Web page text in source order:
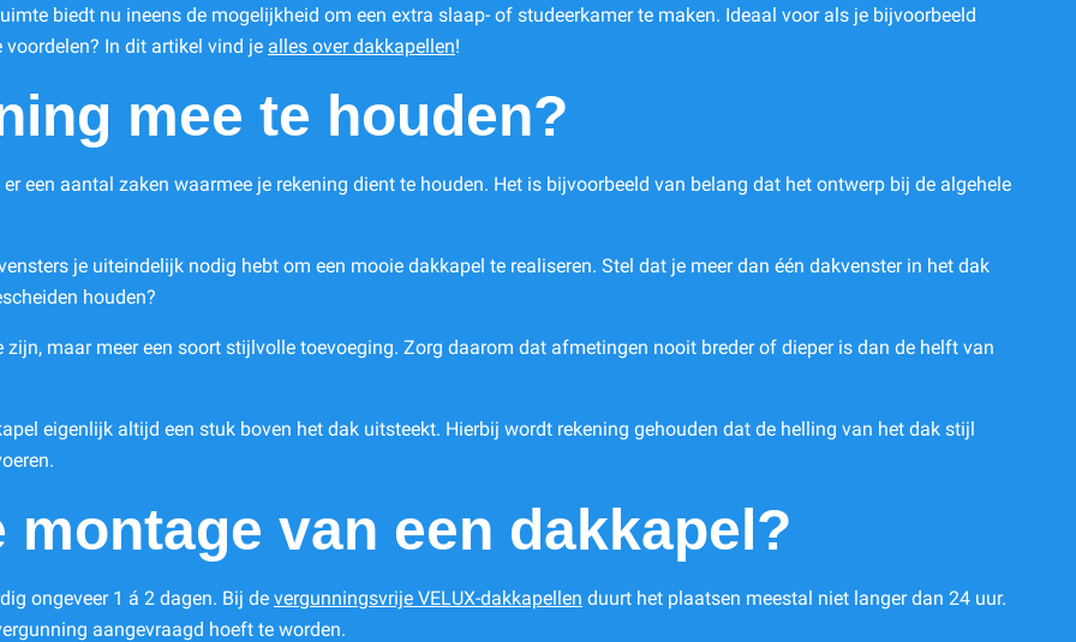
biedt nu ineens de mogelijkheid om een extra slaap- of studeerkamer te maken. Ideaal voor als je bijvoorbeeld
voordelen? In dit artikel vind je alles over dakkapellen!
mee te houden?
een aantal zaken waarmee je rekening dient te houden. Het is bijvoorbeeld van belang dat het ontwerp bij de algehele
je uiteindelijk nodig hebt om een mooie dakkapel te realiseren. Stel dat je meer dan één dakvenster in het dak
houden?
maar meer een soort stijlvolle toevoeging. Zorg daarom dat afmetingen nooit breder of dieper is dan de helft van
eigenlijk altijd een stuk boven het dak uitsteekt. Hierbij wordt rekening gehouden dat de helling van het dak stijl
van een dakkapel?
ongeveer 1 á 2 dagen. Bij de vergunningsvrije VELUX-dakkapellen duurt het plaatsen meestal niet langer dan 24 uur.
aangevraagd hoeft te worden.